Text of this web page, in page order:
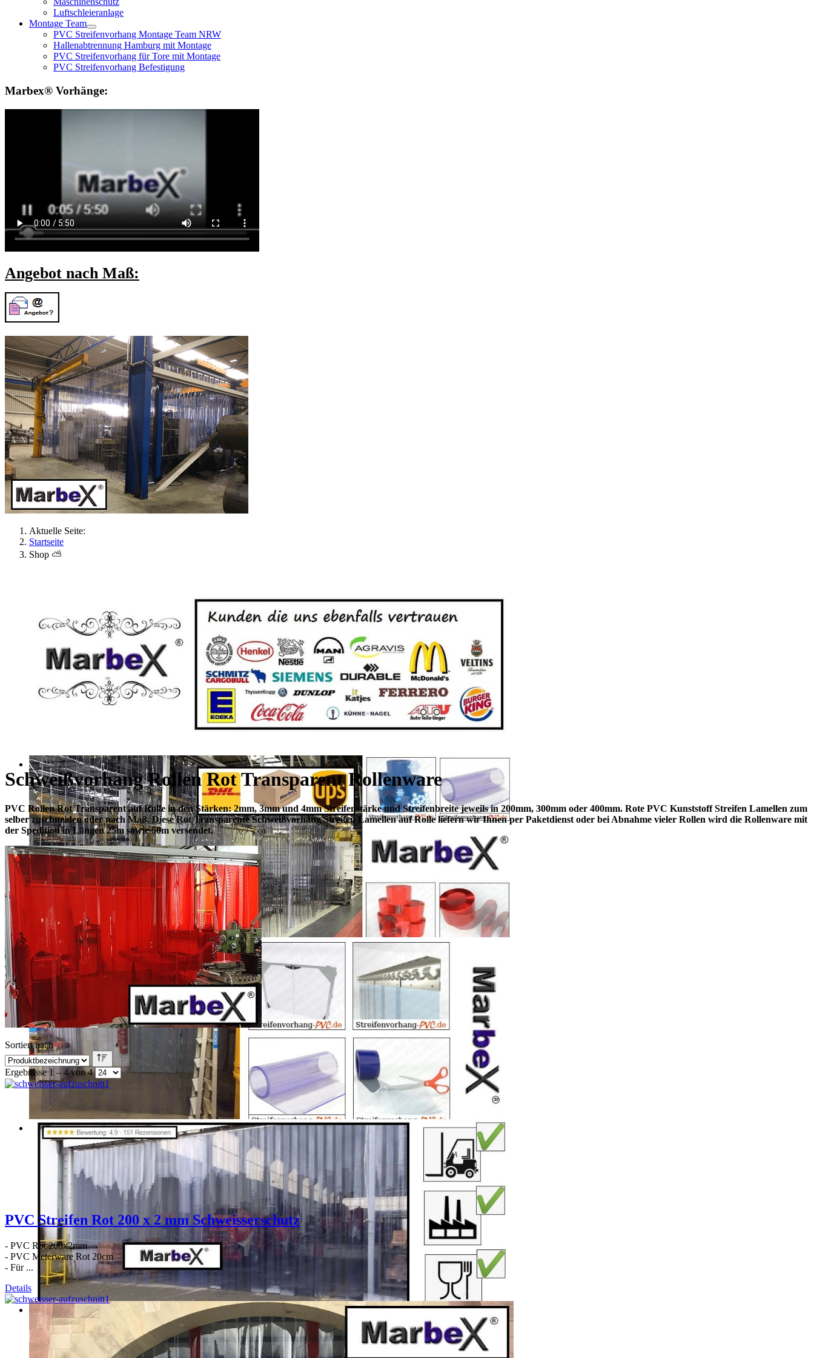
Luftschleieranlage
Montage Team
PVC Streifenvorhang Montage Team NRW
Hallenabtrennung Hamburg mit Montage
PVC Streifenvorhang für Tore mit Montage
PVC Streifenvorhang Befestigung
Marbex® Vorhänge:
Angebot nach Maß:
Aktuelle Seite:
Startseite
Shop ⛅
Schweißvorhang Rollen Rot Transparent Rollenware
PVC Rollen Rot Transparent auf Rolle in den Stärken: 2mm, 3mm und 4mm Streifenstärke und Streifenbreite jeweils in 200mm, 300mm oder 400mm. Rote PVC Kunststoff Streifen Lamellen zum
selber zuschneiden oder nach Maß. Diese Rot Transparente Schweißvorhang Streifen Lamellen auf Rolle liefern wir Ihnen per Paketdienst oder bei Abnahme vieler Rollen wird die Rollenware mit
der Spedition in Längen 25m sowie 50m versendet.
Sortiert nach
Ergebnisse 1 – 4 von 4
PVC Streifen Rot 200 x 2 mm Schweisserschutz
- PVC Rot 200x2mm
- PVC Meterware Rot 20cm
- Für ...
Details